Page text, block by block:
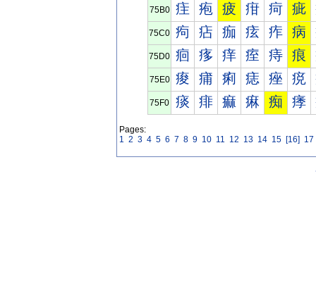
75B0 疰 疱 疲 疳 疴 疵
75C0 痀 痁 痂 痃 痄 病
75D0 痐 痑 痒 痓 痔 痕
75E0 痠 痡 痢 痣 痤 痥
75F0 痰 痱 痲 痳 痴 痵
Pages:
1 2 3 4 5 6 7 8 9 10 11 12 13 14 15 [16] 17